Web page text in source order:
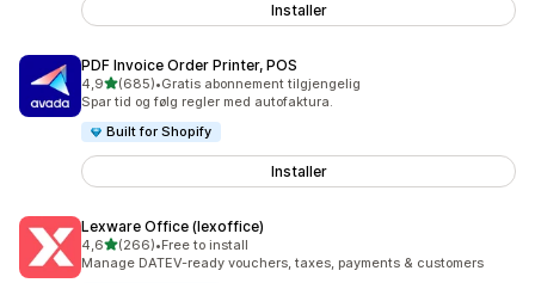
Installer
PDF Invoice Order Printer, POS
4,9av 5 stjerner
(685)
Totalt 685 omtaler
•Gratis abonnement tilgjengelig
Spar tid og følg regler med autofaktura.
Built for Shopify
Installer
Lexware Office (lexoffice)
4,6av 5 stjerner
(266)
Totalt 266 omtaler
•Free to install
Manage DATEV-ready vouchers, taxes, payments & customers